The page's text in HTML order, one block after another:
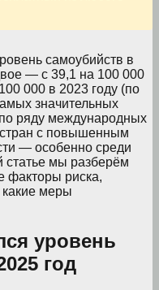
самоубийств в
— с 39,1 на 100 000
000 в 2023 году (по
значительных
ряду международных
стран с повышенным
— особенно среди
мы разберём
факторы риска,
какие меры
уровень
год